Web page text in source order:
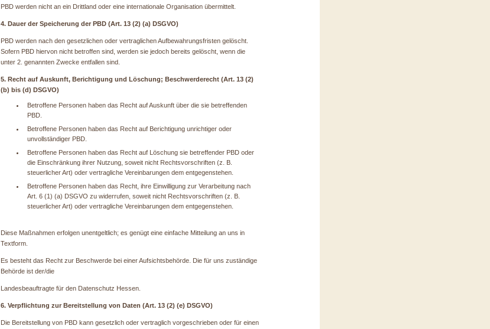
PBD werden nicht an ein Drittland oder eine internationale Organisation übermittelt.
4. Dauer der Speicherung der PBD (Art. 13 (2) (a) DSGVO)
PBD werden nach den gesetzlichen oder vertraglichen Aufbewahrungsfristen gelöscht.
Sofern PBD hiervon nicht betroffen sind, werden sie jedoch bereits gelöscht, wenn die
unter 2. genannten Zwecke entfallen sind.
5. Recht auf Auskunft, Berichtigung und Löschung; Beschwerderecht (Art. 13 (2)
(b) bis (d) DSGVO)
Betroffene Personen haben das Recht auf Auskunft über die sie betreffenden
PBD.
Betroffene Personen haben das Recht auf Berichtigung unrichtiger oder
unvollständiger PBD.
Betroffene Personen haben das Recht auf Löschung sie betreffender PBD oder
die Einschränkung ihrer Nutzung, soweit nicht Rechtsvorschriften (z. B.
steuerlicher Art) oder vertragliche Vereinbarungen dem entgegenstehen.
Betroffene Personen haben das Recht, ihre Einwilligung zur Verarbeitung nach
Art. 6 (1) (a) DSGVO zu widerrufen, soweit nicht Rechtsvorschriften (z. B.
steuerlicher Art) oder vertragliche Vereinbarungen dem entgegenstehen.
Diese Maßnahmen erfolgen unentgeltlich; es genügt eine einfache Mitteilung an uns in
Textform.
Es besteht das Recht zur Beschwerde bei einer Aufsichtsbehörde. Die für uns zuständige
Behörde ist der/die
Landesbeauftragte für den Datenschutz Hessen.
6. Verpflichtung zur Bereitstellung von Daten (Art. 13 (2) (e) DSGVO)
Die Bereitstellung von PBD kann gesetzlich oder vertraglich vorgeschrieben oder für einen